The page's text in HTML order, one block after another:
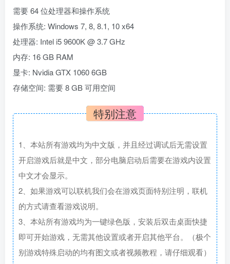
需要 64 位处理器和操作系统
操作系统: Windows 7, 8, 8.1, 10 x64
处理器: Intel i5 9600K @ 3.7 GHz
内存: 16 GB RAM
显卡: Nvidia GTX 1060 6GB
存储空间: 需要 8 GB 可用空间
特别注意
1、本站所有游戏均为中文版，并且经过调试后无需设置
开启游戏后就是中文，部分电脑启动后需要在游戏内设置
中文才会显示。
2、如果游戏可以联机我们会在游戏页面特别注明，联机
的方式请查看游戏说明。
3、本站所有游戏均为一键绿色版，安装后双击桌面快捷
即可开始游戏，无需其他设置或者开启其他平台。（极个
别游戏特殊启动的均有图文或者视频教程，请仔细观看）